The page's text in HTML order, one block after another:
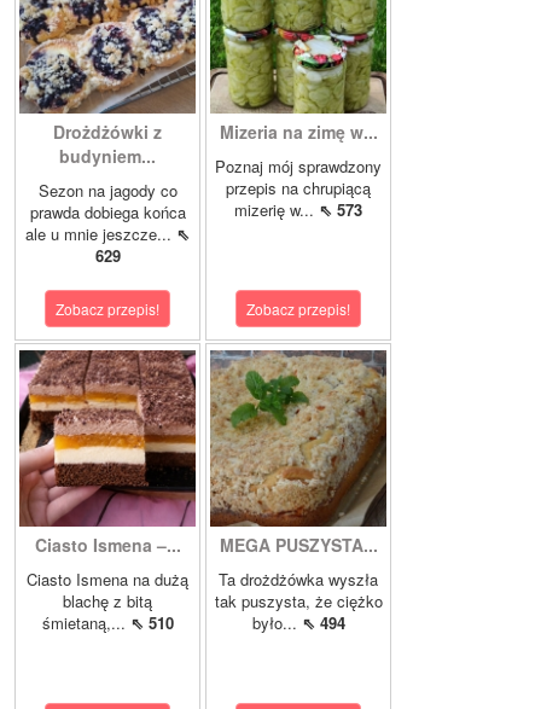
Drożdżówki z
budyniem...
Sezon na jagody co
prawda dobiega końca
ale u mnie jeszcze... ⇖
629
Zobacz przepis!
Mizeria na zimę w...
Poznaj mój sprawdzony
przepis na chrupiącą
mizerię w... ⇖ 573
Zobacz przepis!
Ciasto Ismena –...
Ciasto Ismena na dużą
blachę z bitą
śmietaną,... ⇖ 510
MEGA PUSZYSTA...
Ta drożdżówka wyszła
tak puszysta, że ciężko
było... ⇖ 494